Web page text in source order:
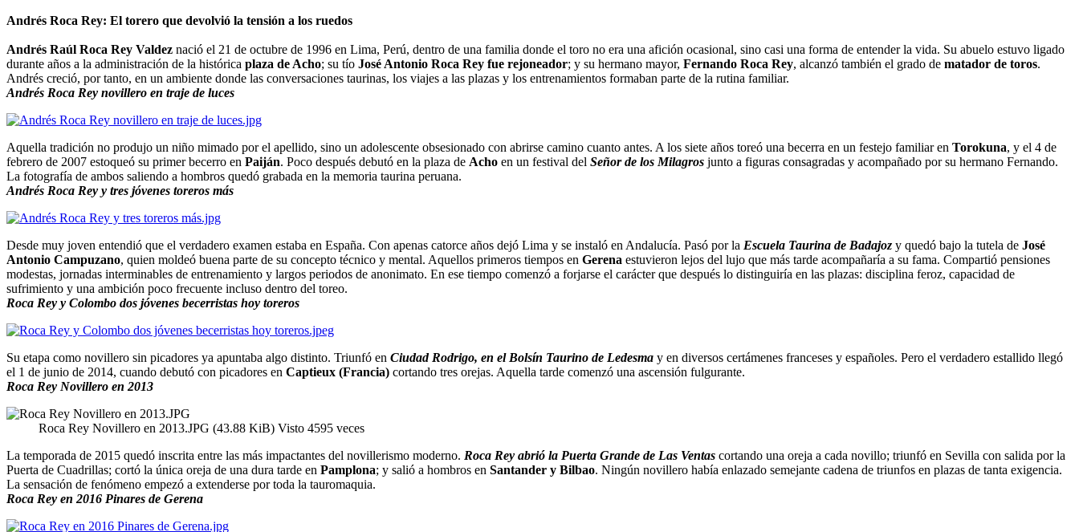
Andrés Roca Rey: El torero que devolvió la tensión a los ruedos
Andrés Raúl Roca Rey Valdez nació el 21 de octubre de 1996 en Lima, Perú, dentro de una familia donde el toro no era una afición ocasional, sino casi una forma de entender la vida. Su abuelo estuvo ligado
durante años a la administración de la histórica plaza de Acho; su tío José Antonio Roca Rey fue rejoneador; y su hermano mayor, Fernando Roca Rey, alcanzó también el grado de matador de toros.
Andrés creció, por tanto, en un ambiente donde las conversaciones taurinas, los viajes a las plazas y los entrenamientos formaban parte de la rutina familiar.
Andrés Roca Rey novillero en traje de luces
Aquella tradición no produjo un niño mimado por el apellido, sino un adolescente obsesionado con abrirse camino cuanto antes. A los siete años toreó una becerra en un festejo familiar en Torokuna, y el 4 de
febrero de 2007 estoqueó su primer becerro en Paiján. Poco después debutó en la plaza de Acho en un festival del Señor de los Milagros junto a figuras consagradas y acompañado por su hermano Fernando.
La fotografía de ambos saliendo a hombros quedó grabada en la memoria taurina peruana.
Andrés Roca Rey y tres jóvenes toreros más
Desde muy joven entendió que el verdadero examen estaba en España. Con apenas catorce años dejó Lima y se instaló en Andalucía. Pasó por la Escuela Taurina de Badajoz y quedó bajo la tutela de José
Antonio Campuzano, quien moldeó buena parte de su concepto técnico y mental. Aquellos primeros tiempos en Gerena estuvieron lejos del lujo que más tarde acompañaría a su fama. Compartió pensiones
modestas, jornadas interminables de entrenamiento y largos periodos de anonimato. En ese tiempo comenzó a forjarse el carácter que después lo distinguiría en las plazas: disciplina feroz, capacidad de
sufrimiento y una ambición poco frecuente incluso dentro del toreo.
Roca Rey y Colombo dos jóvenes becerristas hoy toreros
Su etapa como novillero sin picadores ya apuntaba algo distinto. Triunfó en Ciudad Rodrigo, en el Bolsín Taurino de Ledesma y en diversos certámenes franceses y españoles. Pero el verdadero estallido llegó
el 1 de junio de 2014, cuando debutó con picadores en Captieux (Francia) cortando tres orejas. Aquella tarde comenzó una ascensión fulgurante.
Roca Rey Novillero en 2013
Roca Rey Novillero en 2013.JPG (43.88 KiB) Visto 4595 veces
La temporada de 2015 quedó inscrita entre las más impactantes del novillerismo moderno. Roca Rey abrió la Puerta Grande de Las Ventas cortando una oreja a cada novillo; triunfó en Sevilla con salida por la
Puerta de Cuadrillas; cortó la única oreja de una dura tarde en Pamplona; y salió a hombros en Santander y Bilbao. Ningún novillero había enlazado semejante cadena de triunfos en plazas de tanta exigencia.
La sensación de fenómeno empezó a extenderse por toda la tauromaquia.
Roca Rey en 2016 Pinares de Gerena